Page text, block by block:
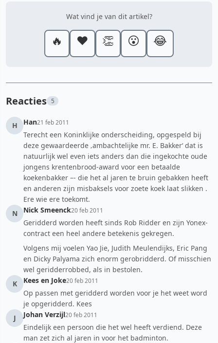
Wat vind je van dit artikel?
🔥 ❤️ 👏 😮 😂
Reacties 5
H Han21 feb 2011
Terecht een Koninklijke onderscheiding, opgespeld bij
deze gewaardeerde ‚ambachtelijke mr. E. Bakker‘ dat is
natuurlijk wel even iets anders dan die ingekochte oude
jongens krentenbrood-award voor een betaalde
koekenbakker –- die het al jaren te bruin gebakken heeft
en anderen zijn misbaksels voor zoete koek laat slikken .
Ere wie ere toekomt.
N
Nick Smeenck20 feb 2011
Geridderd worden heeft sinds Rob Ridder en zijn Yonex-
contract een heel andere betekenis gekregen.
Volgens mij voelen Yao Jie, Judith Meulendijks, Eric Pang
en Dicky Palyama zich enorm gerobridderd. Of misschien
wel geridderrobbed, als in bestolen.
K
Kees en Joke20 feb 2011
Op passen met geridderd worden voor je het weet word
je opgeridderd. Kees
J
Johan Verzijl20 feb 2011
Eindelijk een persoon die het wel heeft verdiend. Deze
man zet zich al jaren in voor het badminton.